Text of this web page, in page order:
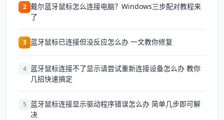
2 戴尔蓝牙鼠标怎么连接电脑？Windows三步配对教程来
了
3 蓝牙鼠标已连接但没反应怎么办 一文教你修复
4 蓝牙鼠标连接不了显示请尝试重新连接设备怎么办 教你
几招快速搞定
5 蓝牙鼠标连接显示驱动程序错误怎么办 简单几步即可解
决